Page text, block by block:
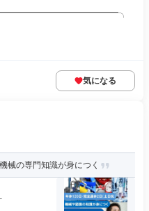
気になる
の専門知識が身につく